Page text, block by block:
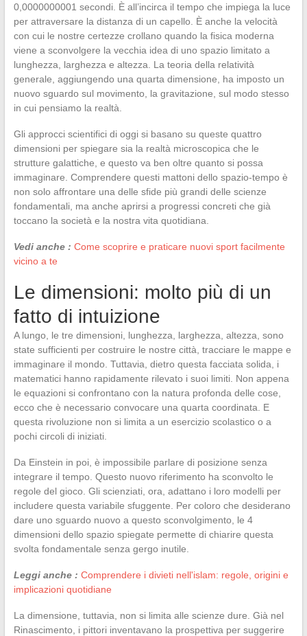
0,0000000001 secondi. È all’incirca il tempo che impiega la luce
per attraversare la distanza di un capello. È anche la velocità
con cui le nostre certezze crollano quando la fisica moderna
viene a sconvolgere la vecchia idea di uno spazio limitato a
lunghezza, larghezza e altezza. La teoria della relatività
generale, aggiungendo una quarta dimensione, ha imposto un
nuovo sguardo sul movimento, la gravitazione, sul modo stesso
in cui pensiamo la realtà.
Gli approcci scientifici di oggi si basano su queste quattro
dimensioni per spiegare sia la realtà microscopica che le
strutture galattiche, e questo va ben oltre quanto si possa
immaginare. Comprendere questi mattoni dello spazio-tempo è
non solo affrontare una delle sfide più grandi delle scienze
fondamentali, ma anche aprirsi a progressi concreti che già
toccano la società e la nostra vita quotidiana.
Vedi anche : Come scoprire e praticare nuovi sport facilmente
vicino a te
Le dimensioni: molto più di un
fatto di intuizione
A lungo, le tre dimensioni, lunghezza, larghezza, altezza, sono
state sufficienti per costruire le nostre città, tracciare le mappe e
immaginare il mondo. Tuttavia, dietro questa facciata solida, i
matematici hanno rapidamente rilevato i suoi limiti. Non appena
le equazioni si confrontano con la natura profonda delle cose,
ecco che è necessario convocare una quarta coordinata. E
questa rivoluzione non si limita a un esercizio scolastico o a
pochi circoli di iniziati.
Da Einstein in poi, è impossibile parlare di posizione senza
integrare il tempo. Questo nuovo riferimento ha sconvolto le
regole del gioco. Gli scienziati, ora, adattano i loro modelli per
includere questa variabile sfuggente. Per coloro che desiderano
dare uno sguardo nuovo a questo sconvolgimento, le 4
dimensioni dello spazio spiegate permette di chiarire questa
svolta fondamentale senza gergo inutile.
Leggi anche : Comprendere i divieti nell'islam: regole, origini e
implicazioni quotidiane
La dimensione, tuttavia, non si limita alle scienze dure. Già nel
Rinascimento, i pittori inventavano la prospettiva per suggerire